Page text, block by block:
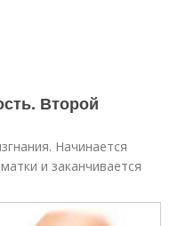
Второй
Начинается
и заканчивается